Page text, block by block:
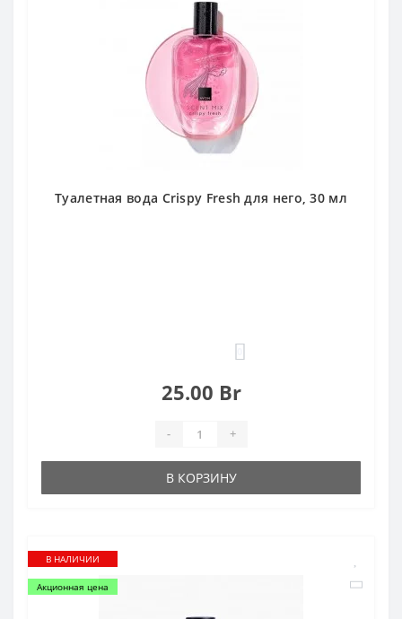
Туалетная вода Crispy Fresh для него, 30 мл
25.00 Br
- +
В КОРЗИНУ
В НАЛИЧИИ
Акционная цена